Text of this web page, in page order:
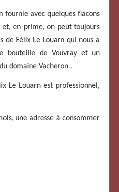
fournie avec quelques flacons
et, en prime, on peut toujours
de Félix Le Louarn qui nous a
bouteille de Vouvray et un
domaine Vacheron .
Le Louarn est professionnel,
une adresse à consommer